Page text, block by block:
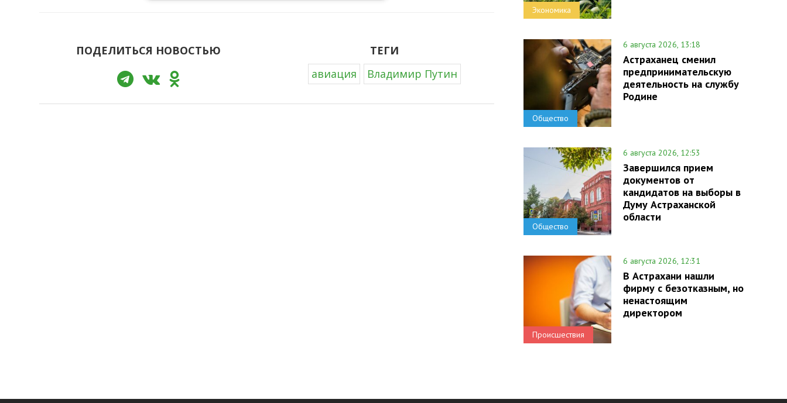
ПОДЕЛИТЬСЯ НОВОСТЬЮ
ТЕГИ
авиация
Владимир Путин
Экономика
Общество
6 августа 2026, 13:18
Астраханец сменил
предпринимательскую
деятельность на службу
Родине
Общество
6 августа 2026, 12:53
Завершился прием
документов от
кандидатов на выборы в
Думу Астраханской
области
Происшествия
6 августа 2026, 12:31
В Астрахани нашли
фирму с безотказным, но
ненастоящим
директором